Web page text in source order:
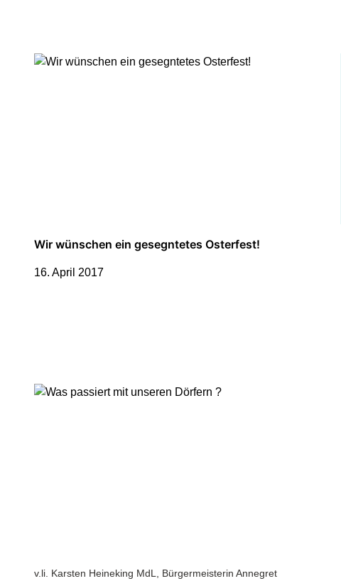
Wir wünschen ein gesegntetes Osterfest!
16. April 2017
v.li. Karsten Heineking MdL, Bürgermeisterin Annegret